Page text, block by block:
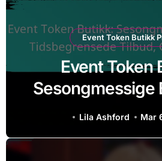
Event Token Butikk
Event Token
Lila Ashford Mar